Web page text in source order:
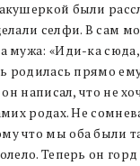
были
селфи. В сам
мужа: «Иди-ка
родилась прямо
написал, что не
родах. Не
что мы оба были
Теперь он